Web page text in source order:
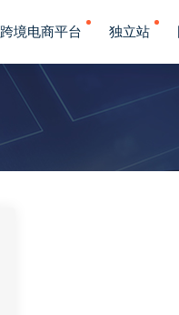
跨境电商平台 独立站